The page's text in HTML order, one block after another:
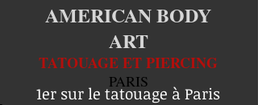
AMERICAN BODY
ART
TATOUAGE ET PIERCING
PARIS
1er sur le tatouage à Paris